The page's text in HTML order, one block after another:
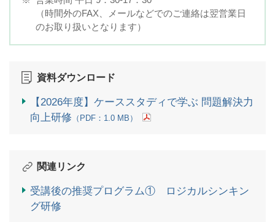
（時間外のFAX、メールなどでのご連絡は翌営業日
のお取り扱いとなります）
資料ダウンロード
【2026年度】ケーススタディで学ぶ 問題解決力
向上研修 （PDF：1.0 MB）
関連リンク
受講後の推奨プログラム① ロジカルシンキン
グ研修